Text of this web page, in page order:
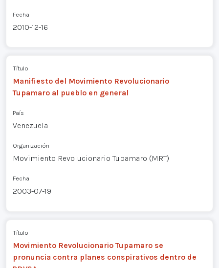
Fecha
2010-12-16
Título
Manifiesto del Movimiento Revolucionario
Tupamaro al pueblo en general
País
Venezuela
Organización
Movimiento Revolucionario Tupamaro (MRT)
Fecha
2003-07-19
Título
Movimiento Revolucionario Tupamaro se
pronuncia contra planes conspirativos dentro de